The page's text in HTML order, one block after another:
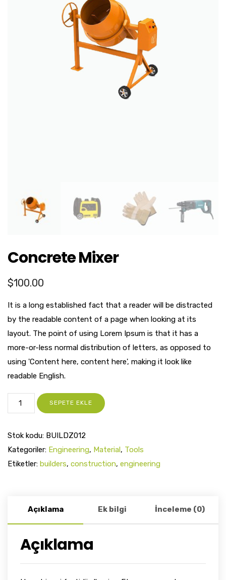
Concrete Mixer
$100.00
It is a long established fact that a reader will be distracted
by the readable content of a page when looking at its
layout. The point of using Lorem Ipsum is that it has a
more-or-less normal distribution of letters, as opposed to
using 'Content here, content here', making it look like
readable English.
SEPETE EKLE
Stok kodu: BUILDZ012
Kategoriler: Engineering, Material, Tools
Etiketler: builders, construction, engineering
Açıklama Ek bilgi İnceleme (0)
Açıklama